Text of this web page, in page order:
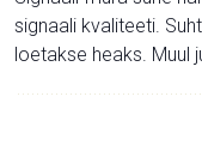
signaali kvaliteeti.
loetakse heaks. Muul